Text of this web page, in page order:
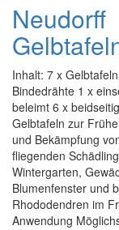
Neudorff
Inhalt: 7 x
Bindedrähte 1 x
beleimt 6 x
Gelbtafeln zur
und Bekämpfung
fliegenden
Wintergarten,
Blumenfenster und
Rhododendren im
Anwendung